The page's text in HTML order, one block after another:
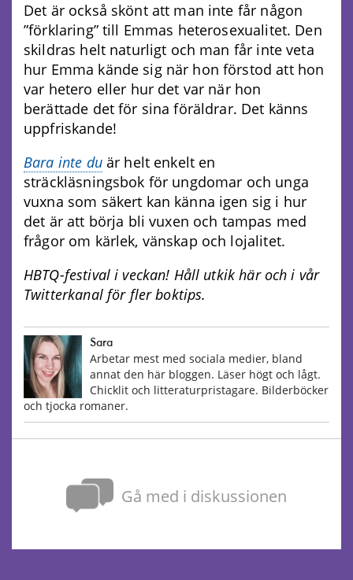
Det är också skönt att man inte får någon
”förklaring” till Emmas heterosexualitet. Den
skildras helt naturligt och man får inte veta
hur Emma kände sig när hon förstod att hon
var hetero eller hur det var när hon
berättade det för sina föräldrar. Det känns
uppfriskande!
Bara inte duär helt enkelt en
sträckläsningsbok för ungdomar och unga
vuxna som säkert kan känna igen sig i hur
det är att börja bli vuxen och tampas med
frågor om kärlek, vänskap och lojalitet.
HBTQ-festival i veckan! Håll utkik här och i vår
Twitterkanal för fler boktips.
Sara
Arbetar mest med sociala medier, bland
annat den här bloggen. Läser högt och lågt.
Chicklit och litteraturpristagare. Bilderböcker
och tjocka romaner.
Gå med i diskussionen